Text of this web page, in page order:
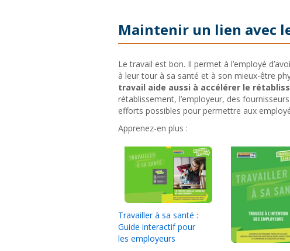
Maintenir un lien avec
Le travail est bon. Il permet à l’employé
à leur tour à sa santé et à son mieux-être
travail aide aussi à accélérer le
rétablissement, l’employeur, des
efforts possibles pour permettre aux
Apprenez-en plus :
Travailler à sa santé :
Guide interactif pour
les employeurs